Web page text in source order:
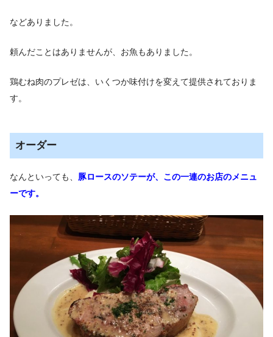
などありました。
頼んだことはありませんが、お魚もありました。
鶏むね肉のプレゼは、いくつか味付けを変えて提供されておりま
す。
オーダー
なんといっても、 豚ロースのソテーが、この一連のお店のメニュ
ーです。